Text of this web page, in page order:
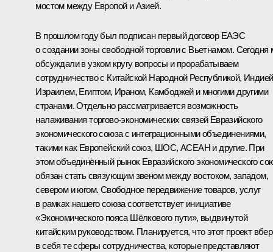
мостом между Европой и Азией.
В прошлом году был подписан первый договор ЕАЭС
о создании зоны свободной торговли с Вьетнамом. Сегодня
обсуждали в узком кругу вопросы и прорабатываем
сотрудничество с Китайской Народной Республикой,
Израилем, Египтом, Ираном, Камбоджей и многими другими
странами. Отдельно рассматривается возможность
налаживания торгово-экономических связей Евразийского
экономического союза с интеграционными объединениями,
такими как Европейский союз, ШОС, АСЕАН и другие. При
этом объединённый рынок Евразийского экономического
обязан стать связующим звеном между востоком, западом,
севером и югом. Свободное передвижение товаров, услуг
в рамках нашего союза соответствует инициативе
«Экономического пояса Шёлкового пути», выдвинутой
китайским руководством. Планируется, что этот проект
в себя те сферы сотрудничества, которые представляют